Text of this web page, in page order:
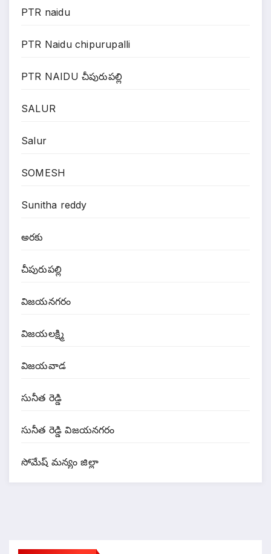
PTR naidu
PTR Naidu chipurupalli
PTR NAIDU చీపురుపల్లి
SALUR
Salur
SOMESH
Sunitha reddy
అరకు
చీపురుపల్లి
విజయనగరం
విజయలక్ష్మి
విజయవాడ
సునీత రెడ్డి
సునీత రెడ్డి విజయనగరం
సోమేష్ మన్యం జిల్లా